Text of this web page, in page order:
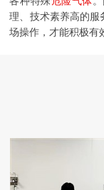
理、技术素养高的服
场操作，才能积极有